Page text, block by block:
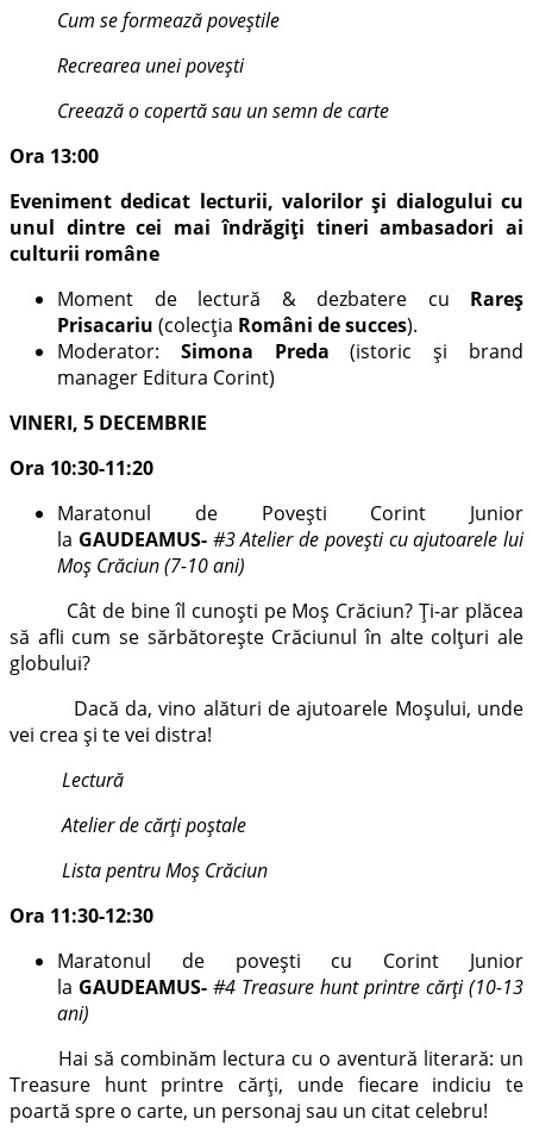
Cum se formează poveștile
Recrearea unei povești
Creează o copertă sau un semn de carte
Ora 13:00
Eveniment dedicat lecturii, valorilor și dialogului cu
unul dintre cei mai îndrăgiți tineri ambasadori ai
culturii române
Moment de lectură & dezbatere cu Rareș
Prisacariu (colecția Români de succes).
Moderator: Simona Preda (istoric și brand
manager Editura Corint)
VINERI, 5 DECEMBRIE
Ora 10:30-11:20
Maratonul de Povești Corint Junior
la GAUDEAMUS- #3 Atelier de povești cu ajutoarele lui
Moș Crăciun (7-10 ani)
Cât de bine îl cunoști pe Moș Crăciun? Ți-ar plăcea
să afli cum se sărbătorește Crăciunul în alte colțuri ale
globului?
Dacă da, vino alături de ajutoarele Moșului, unde
vei crea și te vei distra!
Lectură
Atelier de cărți poștale
Lista pentru Moș Crăciun
Ora 11:30-12:30
Maratonul de povești cu Corint Junior
la GAUDEAMUS- #4 Treasure hunt printre cărți (10-13
ani)
Hai să combinăm lectura cu o aventură literară: un
Treasure hunt printre cărți, unde fiecare indiciu te
poartă spre o carte, un personaj sau un citat celebru!